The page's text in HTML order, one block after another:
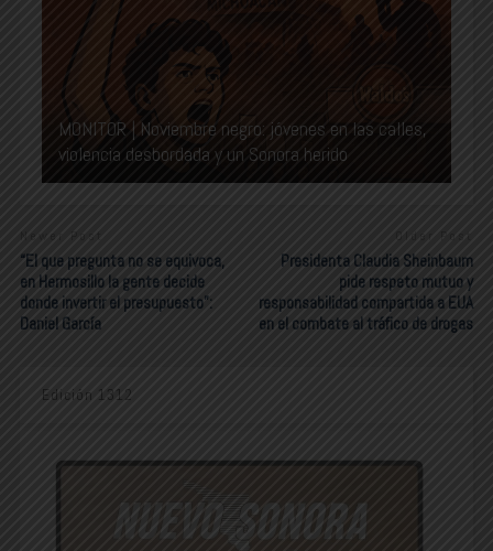
MONITOR | Noviembre negro: jóvenes en las calles,
violencia desbordada y un Sonora herido
Newer Post
“El que pregunta no se equivoca,
en Hermosillo la gente decide
donde invertir el presupuesto”:
Daniel García
Presidenta Claudia Sheinbaum
pide respeto mutuo y
responsabilidad compartida a EUA
en el combate al tráfico de drogas
Edición 1312